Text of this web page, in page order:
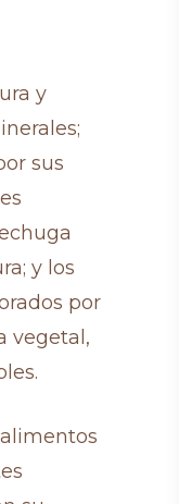
y
sus
y los
por
vegetal,